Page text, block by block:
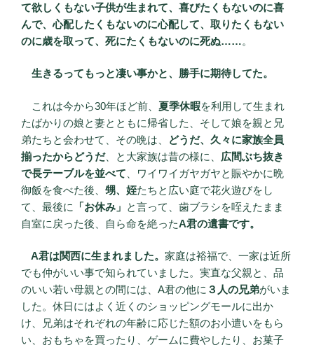
て欲しくもない子供が生まれて、喜びたくもないのに喜
んで、心配したくもないのに心配して、取りたくもない
のに歳を取って、死にたくもないのに死ぬ……。
生きるってもっと凄い事かと、勝手に期待してた。
これは今から30年ほど前、 夏季休暇を利用して生まれ
たばかりの娘と妻とともに帰省した、そして娘を親と兄
弟たちと会わせて、その晩は、
どうだ、久々に家族全員
揃ったからどうだ、と大家族は昔の様に、 広間ぶち抜き
で長テーブルを並べて 、ワイワイガヤガヤと賑やかに晩
御飯を食べた後、 甥、姪たちと広い庭で花火遊びをし
て、最後に
「お休み」 と言って、歯ブラシを咥えたまま
自室に戻った後、自ら命を絶ったA君の遺書です。
A君は関西に生まれました。 家庭は裕福で、一家は近所
でも仲がいい事で知られていました。実直な父親と、品
のいい若い母親との間には、A君の他に ３人の兄弟がいま
した。休日にはよく近くのショッピングモールに出か
け、兄弟はそれぞれの年齢に応じた額のお小遣いをもら
い、おもちゃを買ったり、ゲームに費やしたり、お菓子